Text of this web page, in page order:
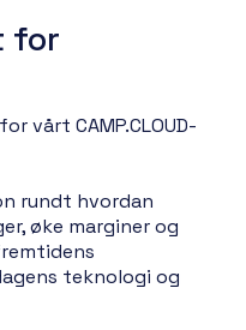
for
vårt CAMP.CLOUD-
rundt hvordan
øke marginer og
teknologi og